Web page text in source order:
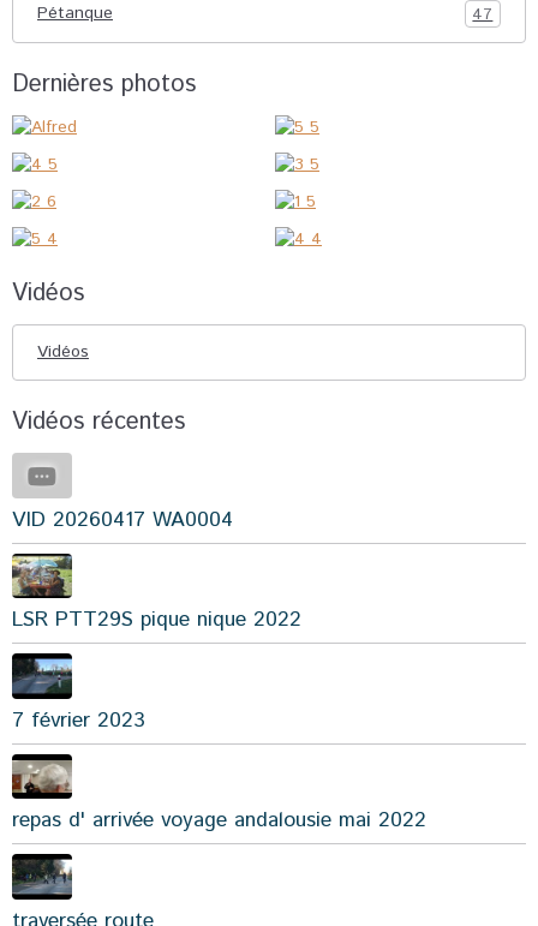
Pétanque 47
Dernières photos
Vidéos
Vidéos
Vidéos récentes
VID 20260417 WA0004
LSR PTT29S pique nique 2022
7 février 2023
repas d' arrivée voyage andalousie mai 2022